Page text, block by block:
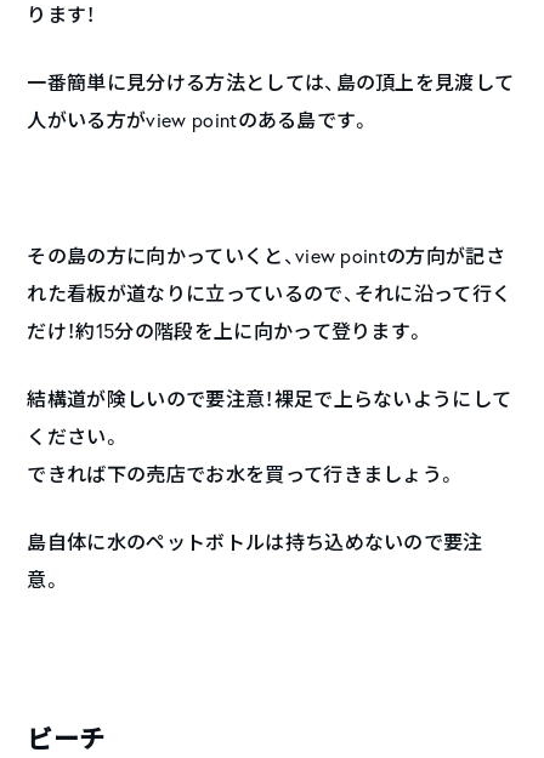
ります！
一番簡単に見分ける方法としては、島の頂上を見渡して
人がいる方がview pointのある島です。
その島の方に向かっていくと、view pointの方向が記さ
れた看板が道なりに立っているので、それに沿って行く
だけ！約15分の階段を上に向かって登ります。
結構道が険しいので要注意！裸足で上らないようにして
ください。
できれば下の売店でお水を買って行きましょう。
島自体に水のペットボトルは持ち込めないので要注
意。
ビーチ